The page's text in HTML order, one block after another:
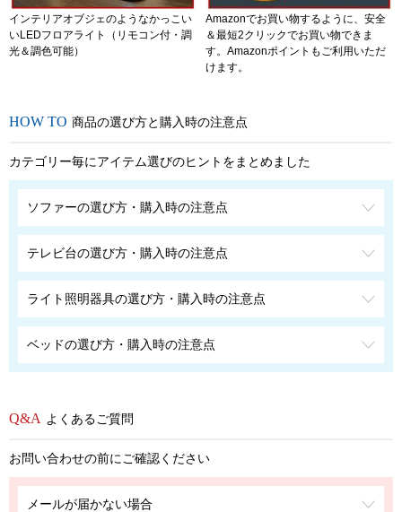
インテリアオブジェのようなかっこい
いLEDフロアライト（リモコン付・調
光＆調色可能）
Amazonでお買い物するように、安全
＆最短2クリックでお買い物できま
す。Amazonポイントもご利用いただ
けます。
商品の選び方と購入時の注意点
カテゴリー毎にアイテム選びのヒントをまとめました
ソファーの選び方・購入時の注意点
テレビ台の選び方・購入時の注意点
ライト照明器具の選び方・購入時の注意点
ベッドの選び方・購入時の注意点
よくあるご質問
お問い合わせの前にご確認ください
メールが届かない場合